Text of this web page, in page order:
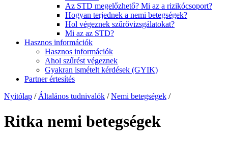
Az STD megelőzhető? Mi az a rizikócsoport?
Hogyan terjednek a nemi betegségek?
Hol végeznek szűrővizsgálatokat?
Mi az az STD?
Hasznos információk
Hasznos információk
Ahol szűrést végeznek
Gyakran ismételt kérdések (GYIK)
Partner értesítés
Nyitólap / Általános tudnivalók / Nemi betegségek /
Ritka nemi betegségek